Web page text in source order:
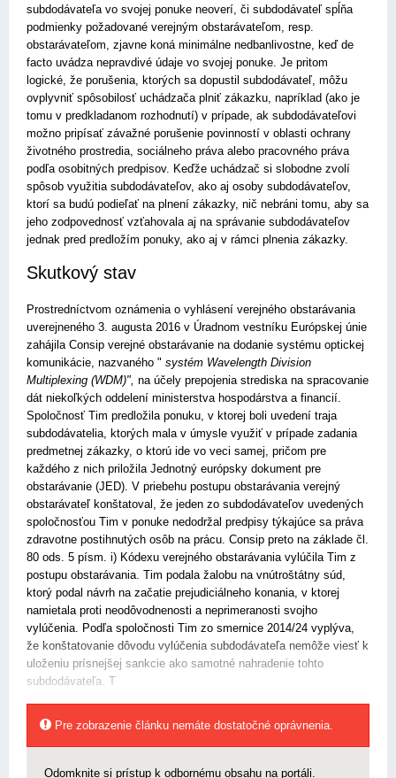
subdodávateľa vo svojej ponuke neoverí, či subdodávateľ spĺňa
podmienky požadované verejným obstarávateľom, resp.
obstarávateľom, zjavne koná minimálne nedbanlivostne, keď de
facto uvádza nepravdivé údaje vo svojej ponuke. Je pritom
logické, že porušenia, ktorých sa dopustil subdodávateľ, môžu
ovplyvniť spôsobilosť uchádzača plniť zákazku, napríklad (ako je
tomu v predkladanom rozhodnutí) v prípade, ak subdodávateľovi
možno pripísať závažné porušenie povinností v oblasti ochrany
životného prostredia, sociálneho práva alebo pracovného práva
podľa osobitných predpisov. Keďže uchádzač si slobodne zvolí
spôsob využitia subdodávateľov, ako aj osoby subdodávateľov,
ktorí sa budú podieľať na plnení zákazky, nič nebráni tomu, aby sa
jeho zodpovednosť vzťahovala aj na správanie subdodávateľov
jednak pred predložím ponuky, ako aj v rámci plnenia zákazky.
Skutkový stav
Prostredníctvom oznámenia o vyhlásení verejného obstarávania
uverejneného 3. augusta 2016 v Úradnom vestníku Európskej únie
zahájila Consip verejné obstarávanie na dodanie systému optickej
komunikácie, nazvaného " systém Wavelength Division
Multiplexing (WDM)", na účely prepojenia strediska na spracovanie
dát niekoľkých oddelení ministerstva hospodárstva a financií.
Spoločnosť Tim predložila ponuku, v ktorej boli uvedení traja
subdodávatelia, ktorých mala v úmysle využiť v prípade zadania
predmetnej zákazky, o ktorú ide vo veci samej, pričom pre
každého z nich priložila Jednotný európsky dokument pre
obstarávanie (JED). V priebehu postupu obstarávania verejný
obstarávateľ konštatoval, že jeden zo subdodávateľov uvedených
spoločnosťou Tim v ponuke nedodržal predpisy týkajúce sa práva
zdravotne postihnutých osôb na prácu. Consip preto na základe čl.
80 ods. 5 písm. i) Kódexu verejného obstarávania vylúčila Tim z
postupu obstarávania. Tim podala žalobu na vnútroštátny súd,
ktorý podal návrh na začatie prejudiciálneho konania, v ktorej
namietala proti neodôvodnenosti a neprimeranosti svojho
vylúčenia. Podľa spoločnosti Tim zo smernice 2014/24 vyplýva,
že konštatovanie dôvodu vylúčenia subdodávateľa nemôže viesť k
uloženiu prísnejšej sankcie ako samotné nahradenie tohto
subdodávateľa. T
Pre zobrazenie článku nemáte dostatočné oprávnenia.
Odomknite si prístup k odbornému obsahu na portáli.